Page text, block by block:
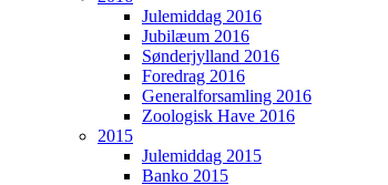
Julemiddag 2016
Jubilæum 2016
Sønderjylland 2016
Foredrag 2016
Generalforsamling 2016
Zoologisk Have 2016
2015
Julemiddag 2015
Banko 2015